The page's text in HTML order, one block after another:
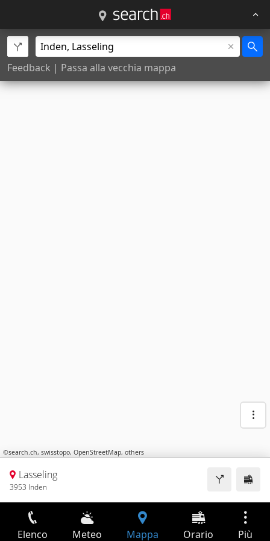
Feedback | Passa alla vecchia mappa
©search.ch, swisstopo, OpenStreetMap, others
Lasseling
3953 Inden
Elenco Meteo Mappa Orario Più